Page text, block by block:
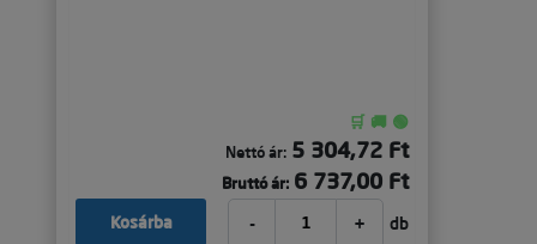
🛒 🚚 🟢
Nettó ár: 5 304,72 Ft
Bruttó ár: 6 737,00 Ft
- + db
Kosárba